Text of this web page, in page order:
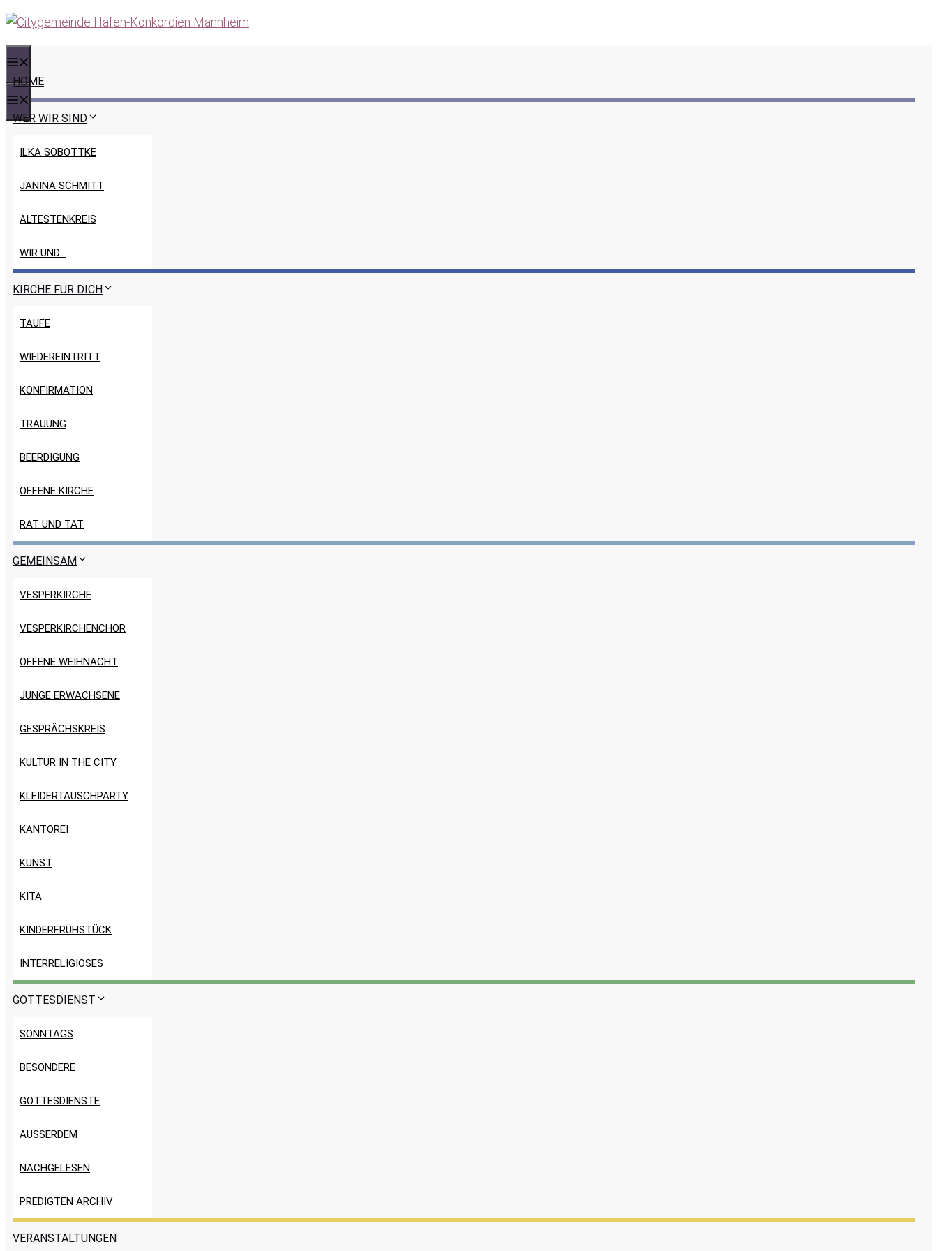
Zum
Inhalt
MENÜ
HOME
WER WIR SIND
ILKA SOBOTTKE
JANINA SCHMITT
ÄLTESTENKREIS
WIR UND…
KIRCHE FÜR DICH
TAUFE
WIEDEREINTRITT
KONFIRMATION
TRAUUNG
BEERDIGUNG
OFFENE KIRCHE
RAT UND TAT
GEMEINSAM
VESPERKIRCHE
VESPERKIRCHENCHOR
OFFENE WEIHNACHT
JUNGE ERWACHSENE
GESPRÄCHSKREIS
KULTUR IN THE CITY
KLEIDERTAUSCHPARTY
KANTOREI
KUNST
KITA
KINDERFRÜHSTÜCK
INTERRELIGIÖSES
GOTTESDIENST
SONNTAGS
BESONDERE
GOTTESDIENSTE
AUSSERDEM
NACHGELESEN
PREDIGTEN ARCHIV
VERANSTALTUNGEN